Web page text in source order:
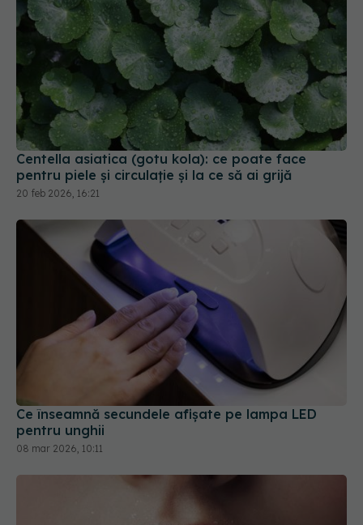
Centella asiatica (gotu kola): ce poate face
pentru piele și circulație și la ce să ai grijă
20 feb 2026, 16:21
Ce înseamnă secundele afișate pe lampa LED
pentru unghii
08 mar 2026, 10:11